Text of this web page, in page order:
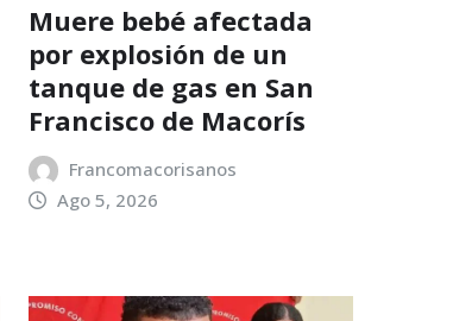
Muere bebé afectada
por explosión de un
tanque de gas en San
Francisco de Macorís
Francomacorisanos
Ago 5, 2026